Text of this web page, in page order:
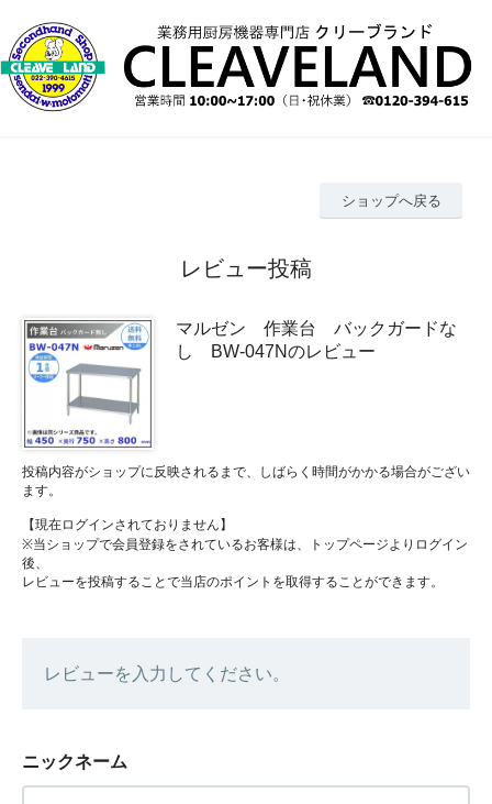
ショップへ戻る
レビュー投稿
マルゼン 作業台 バックガードな
し BW-047Nのレビュー
投稿内容がショップに反映されるまで、しばらく時間がかかる場合がござい
ます。
【現在ログインされておりません】
※当ショップで会員登録をされているお客様は、トップページよりログイン
後、
レビューを投稿することで当店のポイントを取得することができます。
レビューを入力してください。
ニックネーム